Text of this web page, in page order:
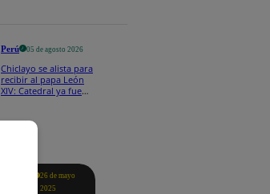
Perú 05 de agosto 2026
Chiclayo se alista para
recibir al papa León
XIV: Catedral ya fue
seguridad | VIDEO
26 de mayo
2025